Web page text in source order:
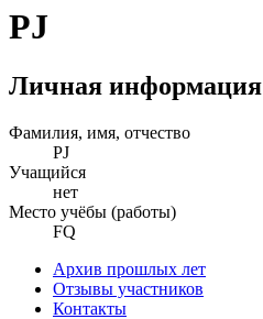
PJ
Личная информация
Фамилия, имя, отчество
PJ
Учащийся
нет
Место учёбы (работы)
FQ
Архив прошлых лет
Отзывы участников
Контакты